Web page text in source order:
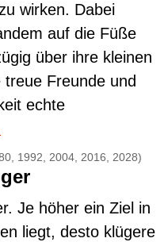
wirken. Dabei
auf die Füße
über ihre kleinen
Freunde und
echte
1992, 2004, 2016, 2028)
Je höher ein Ziel in
liegt, desto klügere